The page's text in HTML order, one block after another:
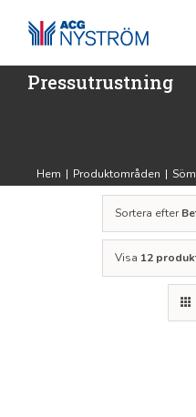
innehållet
Pressutrustning
Hem | Produktområden |
Sortera efter
Visa 12